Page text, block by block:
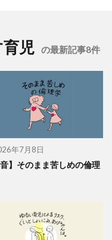
児 の最新記事8件
年7月8日
音】そのまま苦しめの倫理